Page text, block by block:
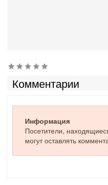
Комментарии
Информация
Посетители,
могут оставлять